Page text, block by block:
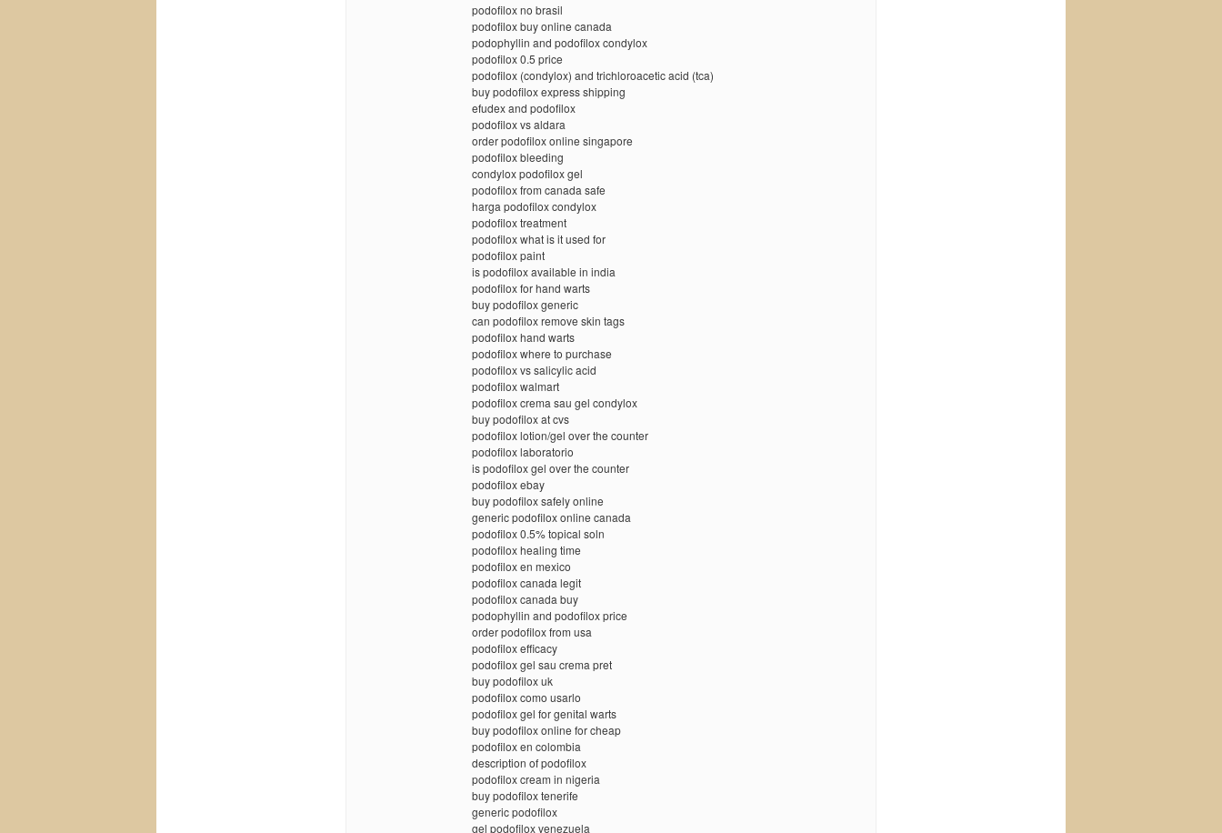
podofilox no brasil
podofilox buy online canada
podophyllin and podofilox condylox
podofilox 0.5 price
podofilox (condylox) and trichloroacetic acid (tca)
buy podofilox express shipping
efudex and podofilox
podofilox vs aldara
order podofilox online singapore
podofilox bleeding
condylox podofilox gel
podofilox from canada safe
harga podofilox condylox
podofilox treatment
podofilox what is it used for
podofilox paint
is podofilox available in india
podofilox for hand warts
buy podofilox generic
can podofilox remove skin tags
podofilox hand warts
podofilox where to purchase
podofilox vs salicylic acid
podofilox walmart
podofilox crema sau gel condylox
buy podofilox at cvs
podofilox lotion/gel over the counter
podofilox laboratorio
is podofilox gel over the counter
podofilox ebay
buy podofilox safely online
generic podofilox online canada
podofilox 0.5% topical soln
podofilox healing time
podofilox en mexico
podofilox canada legit
podofilox canada buy
podophyllin and podofilox price
order podofilox from usa
podofilox efficacy
podofilox gel sau crema pret
buy podofilox uk
podofilox como usarlo
podofilox gel for genital warts
buy podofilox online for cheap
podofilox en colombia
description of podofilox
podofilox cream in nigeria
buy podofilox tenerife
generic podofilox
gel podofilox venezuela